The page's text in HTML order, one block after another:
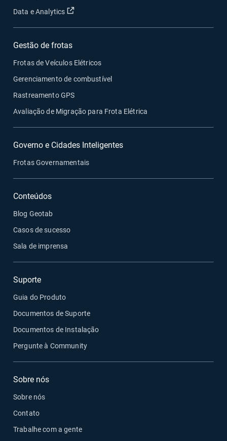
Data e Analytics Abrir em uma nova janela
Gestão de frotas
Frotas de Veículos Elétricos
Gerenciamento de combustível
Rastreamento GPS
Avaliação de Migração para Frota Elétrica
Governo e Cidades Inteligentes
Frotas Governamentais
Conteúdos
Blog Geotab
Casos de sucesso
Sala de imprensa
Suporte
Guia do Produto
Documentos de Suporte
Documentos de Instalação
Pergunte à Community
Sobre nós
Sobre nós
Contato
Trabalhe com a gente